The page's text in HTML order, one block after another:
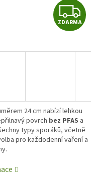
Z
D
A
A
ZDARMA
24 cm nabízí lehkou
povrch bez PFAS a
typy sporáků, včetně
pro každodenní vaření a